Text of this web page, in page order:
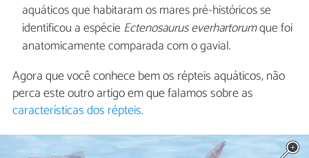
aquáticos que habitaram os mares pré-históricos se
identificou a espécie Ectenosaurus everhartorumque foi
anatomicamente comparada com o gavial.
Agora que você conhece bem os répteis aquáticos, não
perca este outro artigo em que falamos sobre as
características dos répteis.